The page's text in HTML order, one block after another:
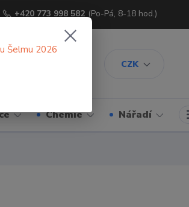
CZK
+420 773 998 582 (Po-Pá, 8-18 hod.)
Chemie Nářadí
Šelmu 2026